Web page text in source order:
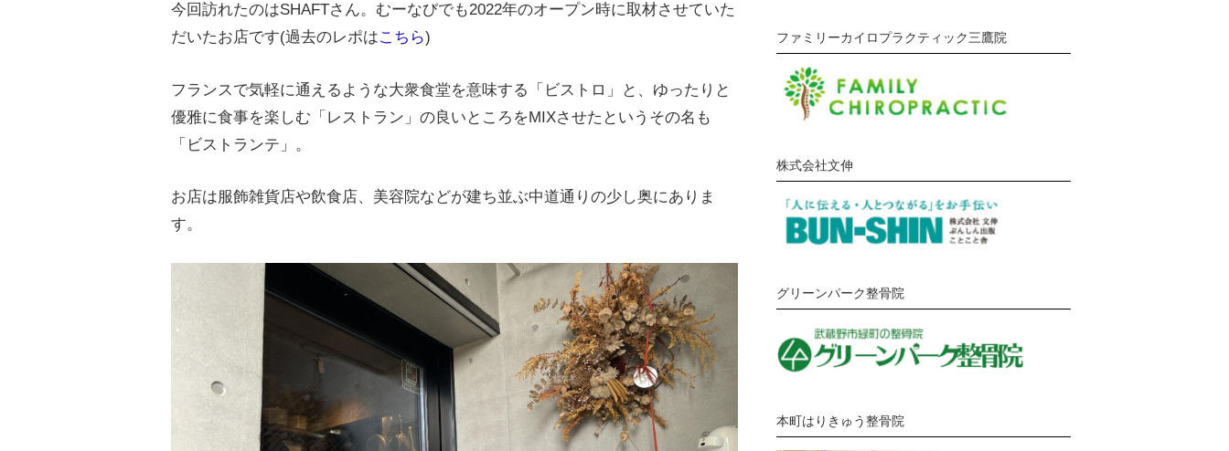
今回訪れたのはSHAFTさん。むーなびでも2022年のオープン時に取材させていた
だいたお店です(過去のレポはこちら)
フランスで気軽に通えるような大衆食堂を意味する「ビストロ」と、ゆったりと
優雅に食事を楽しむ「レストラン」の良いところをMIXさせたというその名も
「ビストランテ」。
お店は服飾雑貨店や飲食店、美容院などが建ち並ぶ中道通りの少し奥にありま
す。
ファミリーカイロプラクティック三鷹院
株式会社文伸
グリーンパーク整骨院
本町はりきゅう整骨院